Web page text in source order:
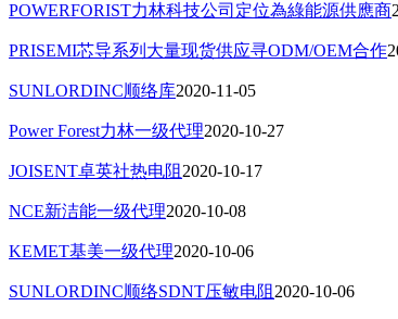
POWERFORIST力林科技公司定位為綠能源供應商
PRISEMI芯导系列大量现货供应寻ODM/OEM合作
SUNLORDINC顺络库2020-11-05
Power Forest力林一级代理2020-10-27
JOISENT卓英社热电阻 2020-10-17
NCE新洁能一级代理2020-10-08
KEMET基美一级代理2020-10-06
SUNLORDINC顺络SDNT压敏电阻 2020-10-06